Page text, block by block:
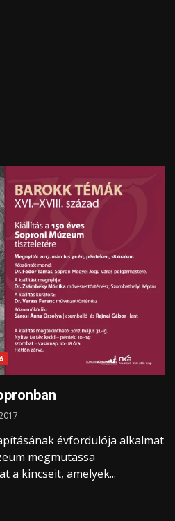
évfordulója alkalmat
megmutassa
a kincseit, amelyek...